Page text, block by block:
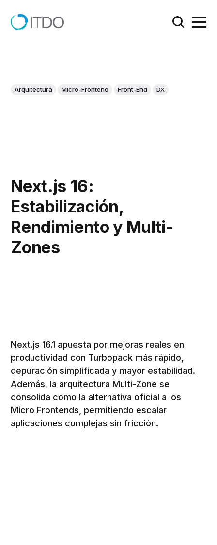
Arquitectura Micro-Frontend Front-End DX
Next.js 16:
Estabilización,
Rendimiento y Multi-
Zones
Next.js 16.1 apuesta por mejoras reales en
productividad con Turbopack más rápido,
depuración simplificada y mayor estabilidad.
Además, la arquitectura Multi-Zone se
consolida como la alternativa oficial a los
Micro Frontends, permitiendo escalar
aplicaciones complejas sin fricción.